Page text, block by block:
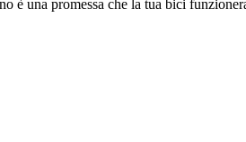
è una promessa che la tua bici